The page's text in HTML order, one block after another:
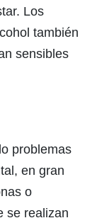
Los
también
sensibles
problemas
en gran
o
se realizan